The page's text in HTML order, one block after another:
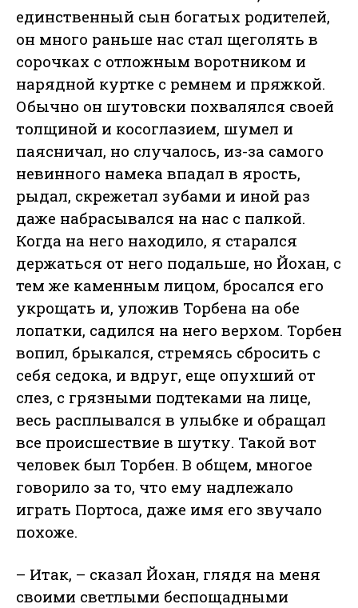
единственный сын богатых родителей,
он много раньше нас стал щеголять в
сорочках с отложным воротником и
нарядной куртке с ремнем и пряжкой.
Обычно он шутовски похвалялся своей
толщиной и косоглазием, шумел и
паясничал, но случалось, из-за самого
невинного намека впадал в ярость,
рыдал, скрежетал зубами и иной раз
даже набрасывался на нас с палкой.
Когда на него находило, я старался
держаться от него подальше, но Йохан, с
тем же каменным лицом, бросался его
укрощать и, уложив Торбена на обе
лопатки, садился на него верхом. Торбен
вопил, брыкался, стремясь сбросить с
себя седока, и вдруг, еще опухший от
слез, с грязными подтеками на лице,
весь расплывался в улыбке и обращал
все происшествие в шутку. Такой вот
человек был Торбен. В общем, многое
говорило за то, что ему надлежало
играть Портоса, даже имя его звучало
похоже.
– Итак, – сказал Йохан, глядя на меня
своими светлыми беспощадными